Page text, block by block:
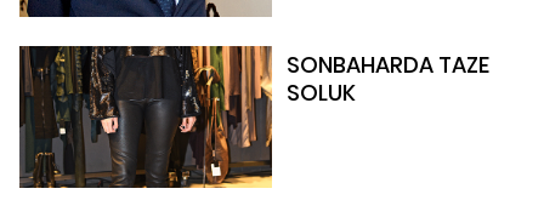
SONBAHARDA TAZE
SOLUK